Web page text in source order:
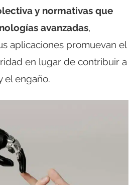
y normativas que
avanzadas,
aplicaciones promuevan el
en lugar de contribuir a
el engaño.